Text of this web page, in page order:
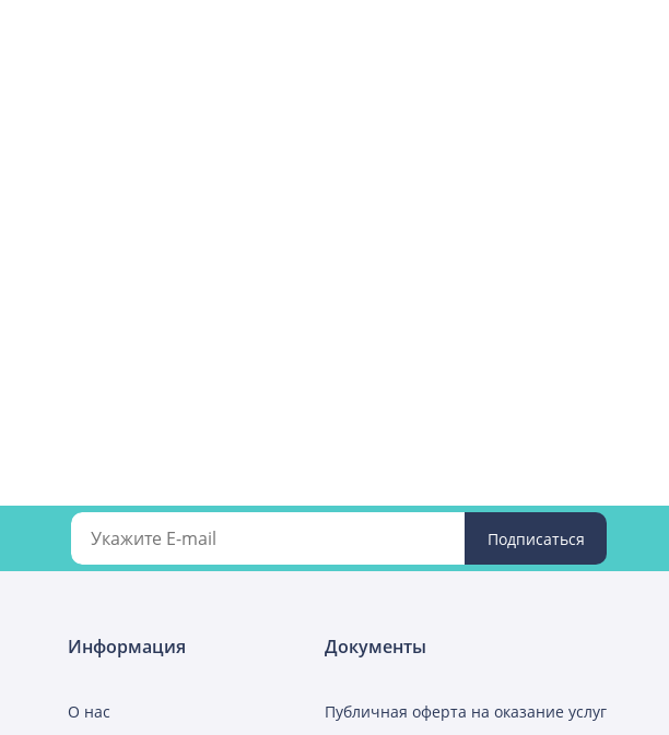
Информация
О нас
Документы
Публичная оферта на оказание услуг